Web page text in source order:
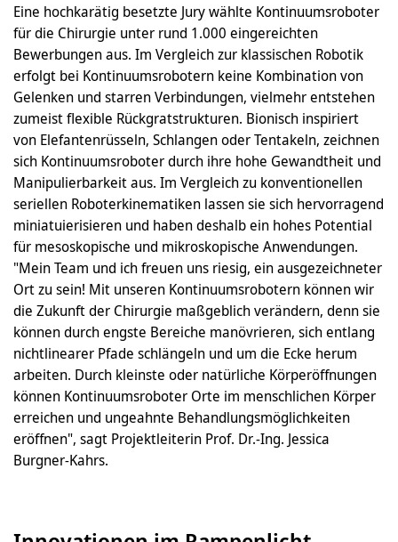
Eine hochkarätig besetzte Jury wählte Kontinuumsroboter
für die Chirurgie unter rund 1.000 eingereichten
Bewerbungen aus. Im Vergleich zur klassischen Robotik
erfolgt bei Kontinuumsrobotern keine Kombination von
Gelenken und starren Verbindungen, vielmehr entstehen
zumeist flexible Rückgratstrukturen. Bionisch inspiriert
von Elefantenrüsseln, Schlangen oder Tentakeln, zeichnen
sich Kontinuumsroboter durch ihre hohe Gewandtheit und
Manipulierbarkeit aus. Im Vergleich zu konventionellen
seriellen Roboterkinematiken lassen sie sich hervorragend
miniatuierisieren und haben deshalb ein hohes Potential
für mesoskopische und mikroskopische Anwendungen.
"Mein Team und ich freuen uns riesig, ein ausgezeichneter
Ort zu sein! Mit unseren Kontinuumsrobotern können wir
die Zukunft der Chirurgie maßgeblich verändern, denn sie
können durch engste Bereiche manövrieren, sich entlang
nichtlinearer Pfade schlängeln und um die Ecke herum
arbeiten. Durch kleinste oder natürliche Körperöffnungen
können Kontinuumsroboter Orte im menschlichen Körper
erreichen und ungeahnte Behandlungsmöglichkeiten
eröffnen", sagt Projektleiterin Prof. Dr.-Ing. Jessica
Burgner-Kahrs.